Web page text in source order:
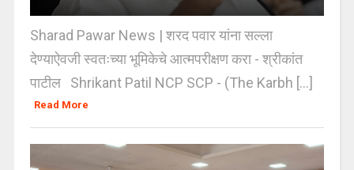
Sharad Pawar News | शरद पवार यांना सल्ला
देण्याऐवजी स्वतःच्या भूमिकेचे आत्मपरीक्षण करा - श्रीकांत
पाटील Shrikant Patil NCP SCP - (The Karbh [...]
Read More